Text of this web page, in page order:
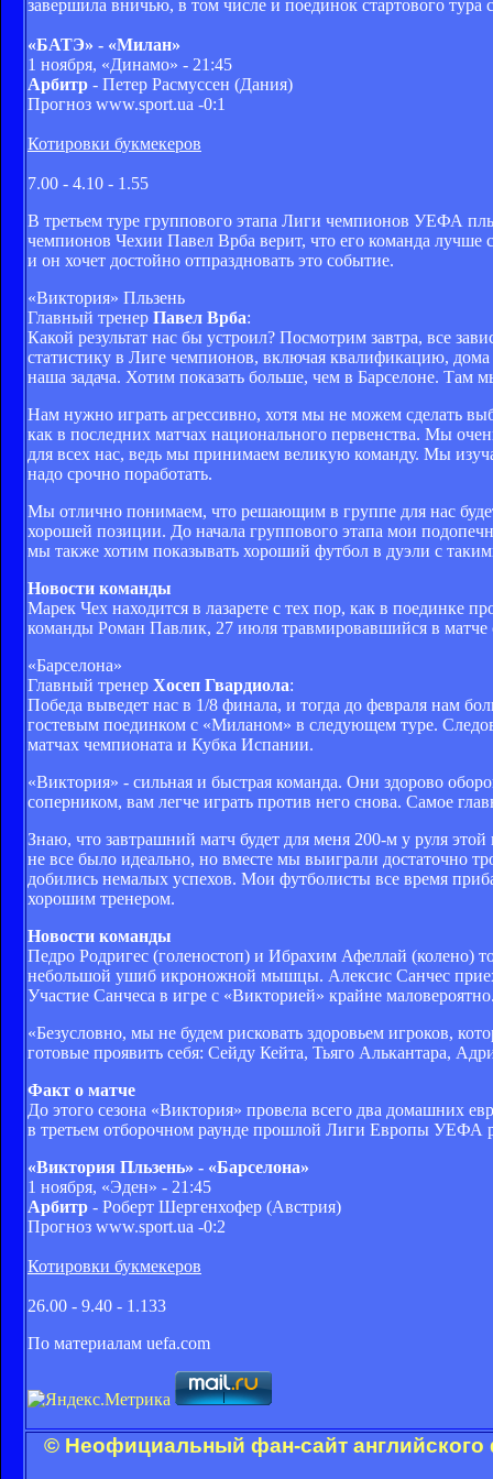
завершила вничью, в том числе и поединок стартового тура
«БАТЭ» - «Милан»
1 ноября, «Динамо» - 21:45
Арбитр - Петер Расмуссен (Дания)
Прогноз www.sport.ua -0:1
Котировки букмекеров
7.00 - 4.10 - 1.55
В третьем туре группового этапа Лиги чемпионов УЕФА
чемпионов Чехии Павел Врба верит, что его команда лучше
и он хочет достойно отпраздновать это событие.
«Виктория» Пльзень
Главный тренер Павел Врба:
Какой результат нас бы устроил? Посмотрим завтра, все
статистику в Лиге чемпионов, включая квалификацию,
наша задача. Хотим показать больше, чем в Барселоне. Там
Нам нужно играть агрессивно, хотя мы не можем сделать
как в последних матчах национального первенства. Мы
для всех нас, ведь мы принимаем великую команду. Мы
надо срочно поработать.
Мы отлично понимаем, что решающим в группе для нас
хорошей позиции. До начала группового этапа мои
мы также хотим показывать хороший футбол в дуэли с
Новости команды
Марек Чех находится в лазарете с тех пор, как в поединке
команды Роман Павлик, 27 июля травмировавшийся в матче
«Барселона»
Главный тренер Хосеп Гвардиола:
Победа выведет нас в 1/8 финала, и тогда до февраля нам
гостевым поединком с «Миланом» в следующем туре.
матчах чемпионата и Кубка Испании.
«Виктория» - сильная и быстрая команда. Они здорово
соперником, вам легче играть против него снова. Самое
Знаю, что завтрашний матч будет для меня 200-м у руля
не все было идеально, но вместе мы выиграли достаточно
добились немалых успехов. Мои футболисты все время
хорошим тренером.
Новости команды
Педро Родригес (голеностоп) и Ибрахим Афеллай (колено)
небольшой ушиб икроножной мышцы. Алексис Санчес
Участие Санчеса в игре с «Викторией» крайне
«Безусловно, мы не будем рисковать здоровьем игроков,
готовые проявить себя: Сейду Кейта, Тьяго Алькантара,
Факт о матче
До этого сезона «Виктория» провела всего два домашних
в третьем отборочном раунде прошлой Лиги Европы УЕФА
«Виктория Пльзень» - «Барселона»
1 ноября, «Эден» - 21:45
Арбитр - Роберт Шергенхофер (Австрия)
Прогноз www.sport.ua -0:2
Котировки букмекеров
26.00 - 9.40 - 1.133
По материалам uefa.com
© Неофициальный фан-сайт английского